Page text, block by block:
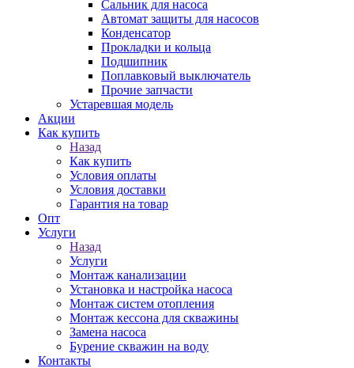
Сальник для насоса
Автомат защиты для насосов
Конденсатор
Прокладки и кольца
Подшипник
Поплавковый выключатель
Прочие запчасти
Устаревшая модель
Акции
Как купить
Назад
Как купить
Условия оплаты
Условия доставки
Гарантия на товар
Опт
Услуги
Назад
Услуги
Монтаж канализации
Установка и настройка насоса
Монтаж систем отопления
Монтаж кессона для скважины
Замена насоса
Бурение скважин на воду
Контакты